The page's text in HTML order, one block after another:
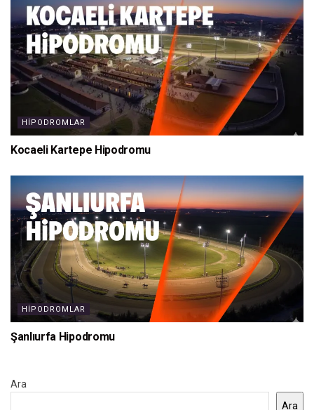
HIPODROMLAR
Kocaeli Kartepe Hipodromu
HIPODROMLAR
Şanlıurfa Hipodromu
Ara
Ara